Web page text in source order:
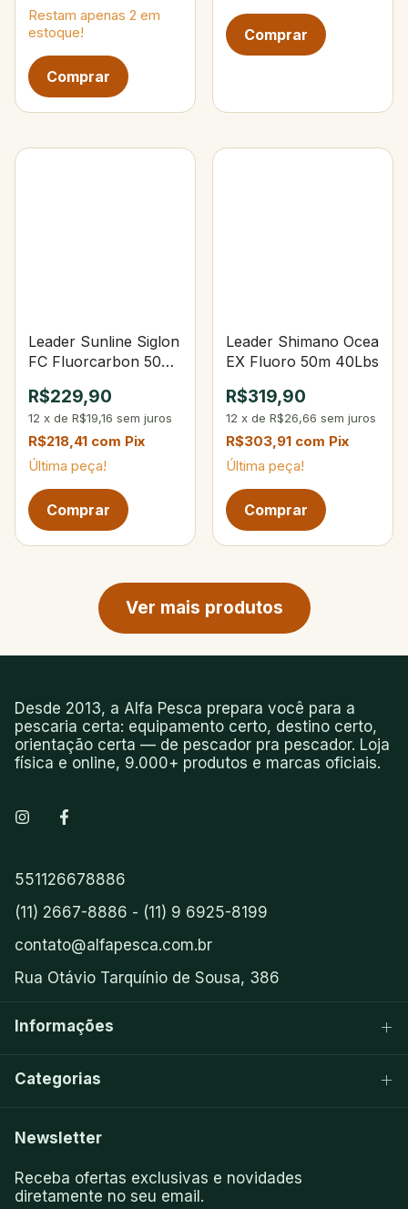
Restam apenas 2 em
estoque!
Leader Sunline Siglon
FC Fluorcarbon 50m
R$229,90
12 x de R$19,16 sem juros
R$218,41 com Pix
Última peça!
Leader Shimano Ocea
EX Fluoro 50m 40Lbs
R$319,90
12 x de R$26,66 sem juros
R$303,91 com Pix
Última peça!
Ver mais produtos
Desde 2013, a Alfa Pesca prepara você para a
pescaria certa: equipamento certo, destino certo,
orientação certa — de pescador pra pescador. Loja
física e online, 9.000+ produtos e marcas oficiais.
551126678886
(11) 2667-8886 - (11) 9 6925-8199
contato@alfapesca.com.br
Rua Otávio Tarquínio de Sousa, 386
Informações
Categorias
Newsletter
Receba ofertas exclusivas e novidades
diretamente no seu email.